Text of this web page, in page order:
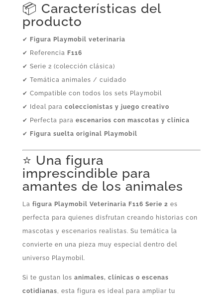
📦 Características del
producto
✔ Figura Playmobil veterinaria
✔ Referencia F116
✔ Serie 2 (colección clásica)
✔ Temática animales / cuidado
✔ Compatible con todos los sets Playmobil
✔ Ideal para coleccionistas y juego creativo
✔ Perfecta para escenarios con mascotas y clínica
✔ Figura suelta original Playmobil
⭐ Una figura
imprescindible para
amantes de los animales
La figura Playmobil Veterinaria F116 Serie 2 es
perfecta para quienes disfrutan creando historias con
mascotas y escenarios realistas. Su temática la
convierte en una pieza muy especial dentro del
universo Playmobil.
Si te gustan los animales, clínicas o escenas
cotidianas , esta figura es ideal para ampliar tu